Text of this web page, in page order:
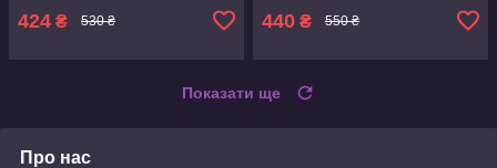
424 ₴ 530 ₴ 440 ₴ 550 ₴
Показати ще
Про нас